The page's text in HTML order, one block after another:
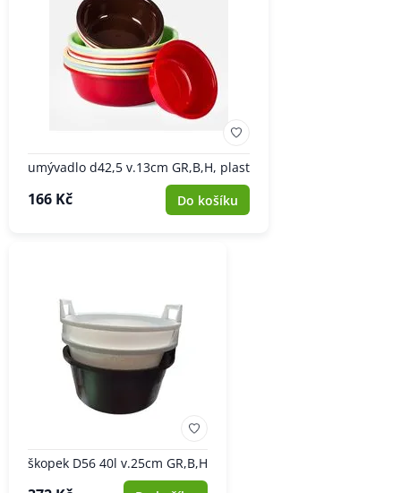
umývadlo d42,5 v.13cm GR,B,H, plast
166 Kč Do košíku
škopek D56 40l v.25cm GR,B,H